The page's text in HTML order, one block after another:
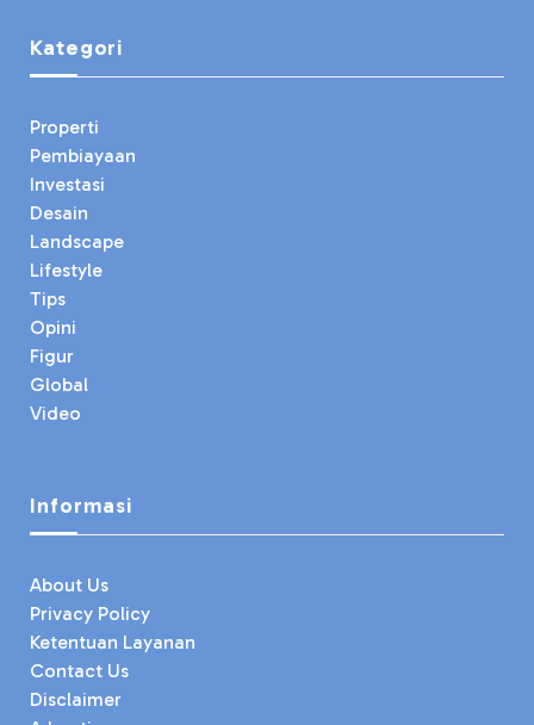
Kategori
Properti
Pembiayaan
Investasi
Desain
Landscape
Lifestyle
Tips
Opini
Figur
Global
Video
Informasi
About Us
Privacy Policy
Ketentuan Layanan
Contact Us
Disclaimer